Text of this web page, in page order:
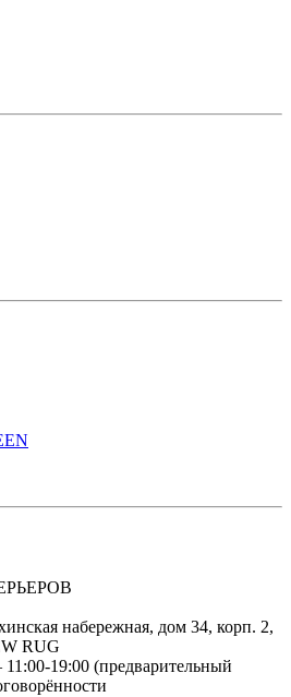
набережная, дом 34, корп. 2,
RUG
19:00 (предварительный